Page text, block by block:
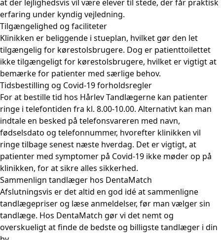
at der lejlighedsvis vil være elever til stede, der får praktisk
erfaring under kyndig vejledning.
Tilgængelighed og faciliteter
Klinikken er beliggende i stueplan, hvilket gør den let
tilgængelig for kørestolsbrugere. Dog er patienttoilettet
ikke tilgængeligt for kørestolsbrugere, hvilket er vigtigt at
bemærke for patienter med særlige behov.
Tidsbestilling og Covid-19 forholdsregler
For at bestille tid hos Hårlev Tandlægerne kan patienter
ringe i telefontiden fra kl. 8.00-10.00. Alternativt kan man
indtale en besked på telefonsvareren med navn,
fødselsdato og telefonnummer, hvorefter klinikken vil
ringe tilbage senest næste hverdag. Det er vigtigt, at
patienter med symptomer på Covid-19 ikke møder op på
klinikken, for at sikre alles sikkerhed.
Sammenlign tandlæger hos DentaMatch
Afslutningsvis er det altid en god idé at sammenligne
tandlægepriser og læse anmeldelser, før man vælger sin
tandlæge. Hos DentaMatch gør vi det nemt og
overskueligt at finde de bedste og billigste tandlæger i din